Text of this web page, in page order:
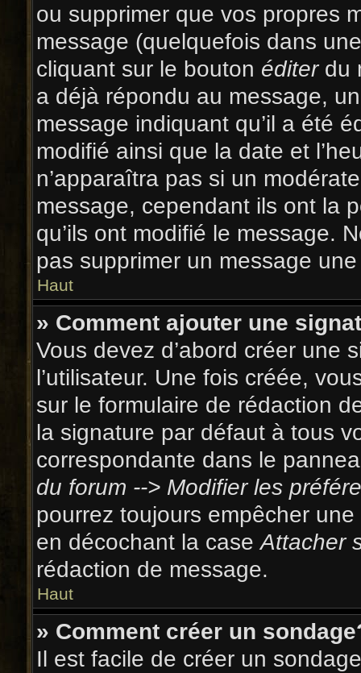
ou supprimer que vos propres
message (quelquefois dans
cliquant sur le bouton éditerdu
a déjà répondu au message,
message indiquant qu’il a été
modifié ainsi que la date et
n’apparaîtra pas si un
message, cependant ils ont la
qu’ils ont modifié le message.
pas supprimer un message
Haut
» Comment ajouter une
Vous devez d’abord créer une
l’utilisateur. Une fois créée,
sur le formulaire de rédaction
la signature par défaut à tous
correspondante dans le
du forum --> Modifier les
pourrez toujours empêcher
en décochant la caseAttacher
rédaction de message.
Haut
» Comment créer un
Il est facile de créer un